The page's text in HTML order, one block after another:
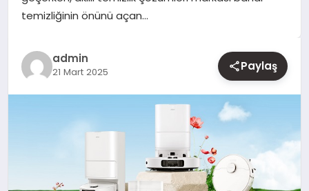
temizliğinin önünü açan…
admin
21 Mart 2025 Paylaş